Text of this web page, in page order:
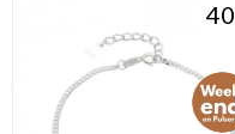
40